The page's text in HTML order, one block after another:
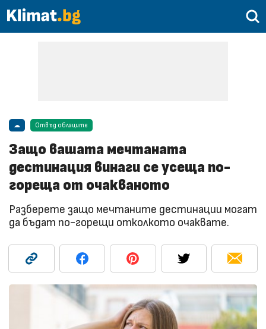
☁ Отвъд облаците
Защо вашата мечтаната
дестинация винаги се усеща по-
гореща от очакваното
Разберете защо мечтаните дестинации могат
да бъдат по-горещи отколкото очаквате.